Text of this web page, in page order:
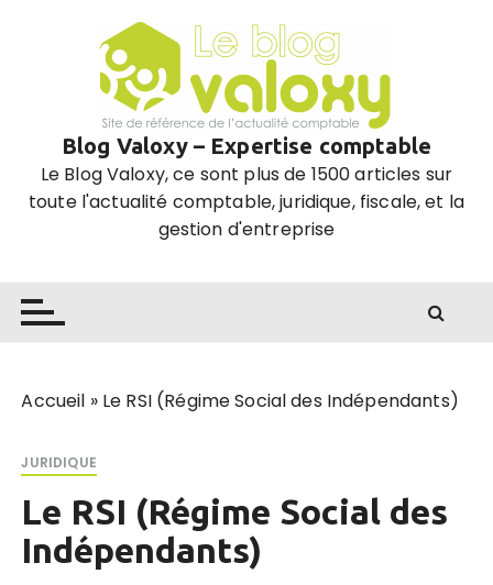
Blog Valoxy – Expertise comptable
Le Blog Valoxy, ce sont plus de 1500 articles sur
toute l'actualité comptable, juridique, fiscale, et la
gestion d'entreprise
Accueil » Le RSI (Régime Social des Indépendants)
JURIDIQUE
Le RSI (Régime Social des
Indépendants)